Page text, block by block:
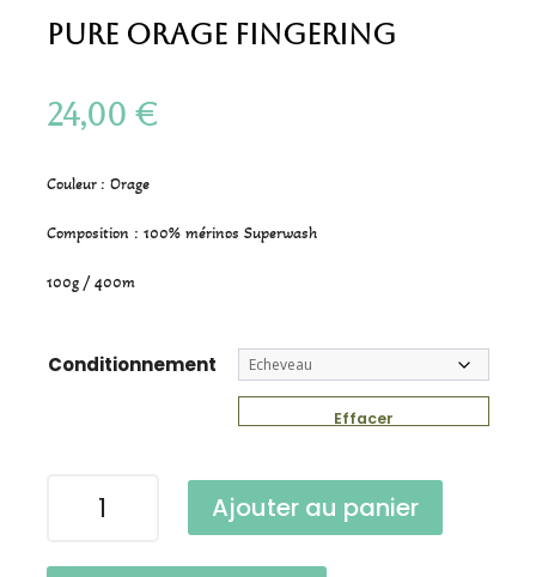
Pure Orage Fingering
24,00 €
Couleur : Orage
Composition : 100% mérinos Superwash
100g / 400m
Conditionnement
Effacer
Ajouter au panier